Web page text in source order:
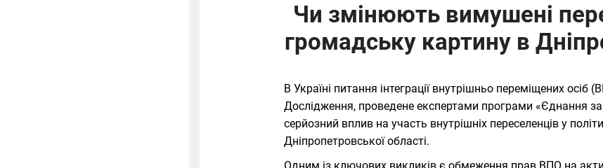
Чи змінюють вимушені
громадську картину в
В Україні питання інтеграції внутрішньо переміщених
Дослідження, проведене експертами програми «Єднання
серйозний вплив на участь внутрішніх переселенців у
Дніпропетровської області.